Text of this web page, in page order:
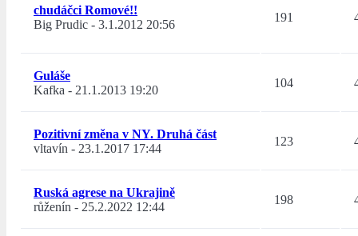
chudáčci Romové!!
Big Prudic - 3.1.2012 20:56
191
Guláše
Kafka - 21.1.2013 19:20
104
Pozitivní změna v NY. Druhá část
vltavín - 23.1.2017 17:44
123
Ruská agrese na Ukrajině
růženín - 25.2.2022 12:44
198